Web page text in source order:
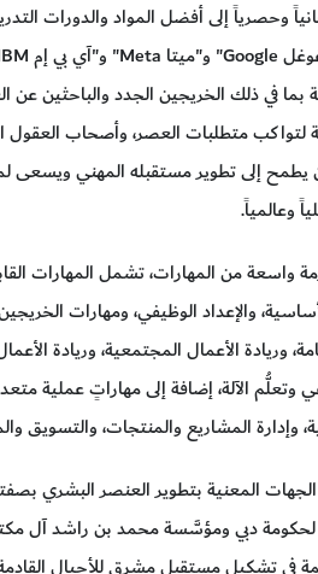
وحصرياً إلى أفضل المواد والدورات
في ذلك الخريجين الجدد والباحثين عن
لتواكب متطلبات العصر، وأصحاب العقول
إلى تطوير مستقبله المهني ويسعى
وعالمياً.
واسعة من المهارات، تشمل المهارات
والإعداد الوظيفي، ومهارات
وريادة الأعمال المجتمعية، وريادة
وتعلُّم الآلة، إضافة إلى مهاراتٍ عملية
وإدارة المشاريع والمنتجات، والتسويق
المعنية بتطوير العنصر البشري
لحكومة دبي ومؤسَّسة محمد بن راشد آل
في تشكيل مستقبل مشرق للأجيال